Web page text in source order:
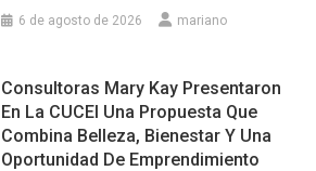
6 de agosto de 2026 mariano
Consultoras Mary Kay Presentaron
En La CUCEI Una Propuesta Que
Combina Belleza, Bienestar Y Una
Oportunidad De Emprendimiento